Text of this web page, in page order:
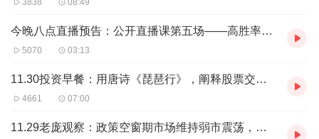
老庞观察：周一至周五，每晚6点-7点间更新，对当天市场
走势、热门板块以及潜在机会等进行复盘与点评，偏重于动
态的投资分析与研判。
的主页下方找到：
3838 08:49
今晚八点直播预告：公开直播课第五场——高胜率建仓形态之利润断层股
5070 03:13
11.30投资早餐：用唐诗《琵琶行》，阐释股票交易中的一个道理
4661 07:00
11.29老庞观察：政策空窗期市场维持弱市震荡，想抓住机会更考验选股的能力